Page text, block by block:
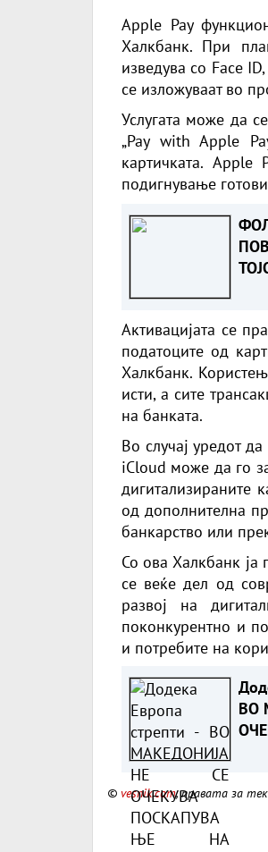
Apple Pay
Халкбанк. При
изведува со Face
се изложуваат во
Услугата може да
„Pay with Apple
картичката.
подигнување
Активацијата се
податоците од
Халкбанк.
исти, а сите
на банката.
Во случај уредот
iCloud може да го
дигитализираните
од дополнителна
банкарство или
Со ова Халкбанк ја
се веќе дел од
развој на
поконкурентно и
и потребите на
ВО
© vesnik.com, правата за